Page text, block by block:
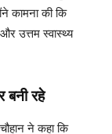
कामना की कि
उत्तम स्वास्थ्य
बनी रहे
ने कहा कि